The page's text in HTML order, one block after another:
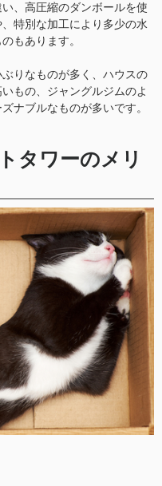
、高圧縮のダンボールを使
特別な加工により多少の水
もあります。
りなものが多く、ハウスの
もの、ジャングルジムのよ
ナブルなものが多いです。
タワーのメリ